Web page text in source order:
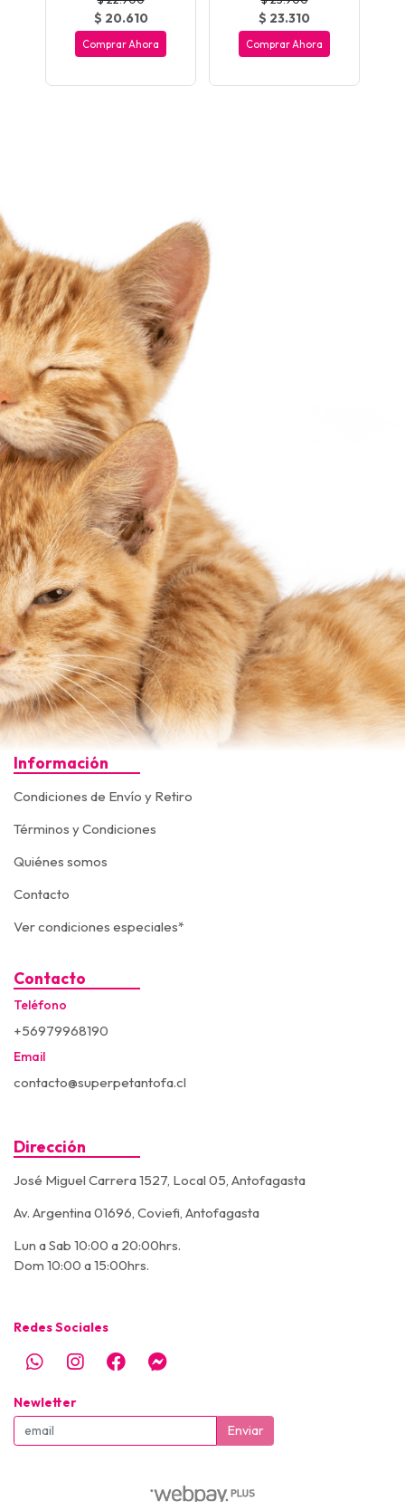
$ 20.610
Comprar Ahora
$ 23.310
Comprar Ahora
Información
Condiciones de Envío y Retiro
Términos y Condiciones
Quiénes somos
Contacto
Ver condiciones especiales*
Contacto
Teléfono
+56979968190
Email
contacto@superpetantofa.cl
Dirección
José Miguel Carrera 1527, Local 05, Antofagasta
Av. Argentina 01696, Coviefi, Antofagasta
Lun a Sab 10:00 a 20:00hrs.
Dom 10:00 a 15:00hrs.
Redes Sociales
Newletter
Enviar